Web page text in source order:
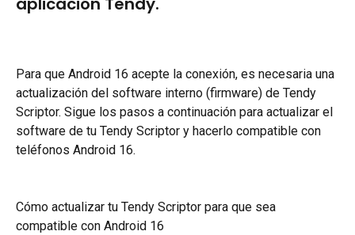
Para que Android 16 acepte la conexión, es necesaria una
actualización del software interno (firmware) de Tendy
Scriptor. Sigue los pasos a continuación para actualizar el
software de tu Tendy Scriptor y hacerlo compatible con
teléfonos Android 16.
​Cómo actualizar tu Tendy Scriptor para que sea
compatible con Android 16